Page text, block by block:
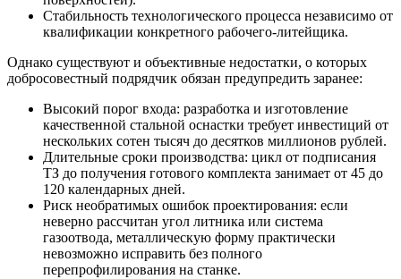
Стабильность технологического процесса независимо от
квалификации конкретного рабочего-литейщика.
Однако существуют и объективные недостатки, о которых
добросовестный подрядчик обязан предупредить заранее:
Высокий порог входа: разработка и изготовление
качественной стальной оснастки требует инвестиций от
нескольких сотен тысяч до десятков миллионов рублей.
Длительные сроки производства: цикл от подписания
ТЗ до получения готового комплекта занимает от 45 до
120 календарных дней.
Риск необратимых ошибок проектирования: если
неверно рассчитан угол литника или система
газоотвода, металлическую форму практически
невозможно исправить без полного
перепрофилирования на станке.